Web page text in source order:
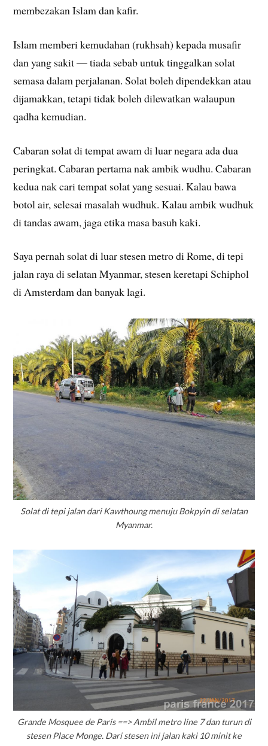
membezakan Islam dan kafir.
Islam memberi kemudahan (rukhsah) kepada musafir
dan yang sakit — tiada sebab untuk tinggalkan solat
semasa dalam perjalanan. Solat boleh dipendekkan atau
dijamakkan, tetapi tidak boleh dilewatkan walaupun
qadha kemudian.
Cabaran solat di tempat awam di luar negara ada dua
peringkat. Cabaran pertama nak ambik wudhu. Cabaran
kedua nak cari tempat solat yang sesuai. Kalau bawa
botol air, selesai masalah wudhuk. Kalau ambik wudhuk
di tandas awam, jaga etika masa basuh kaki.
Saya pernah solat di luar stesen metro di Rome, di tepi
jalan raya di selatan Myanmar, stesen keretapi Schiphol
di Amsterdam dan banyak lagi.
Solat di tepi jalan dari Kawthoung menuju Bokpyin di selatan
Myanmar.
Grande Mosquee de Paris ==> Ambil metro line 7 dan turun di
stesen Place Monge. Dari stesen ini jalan kaki 10 minit ke